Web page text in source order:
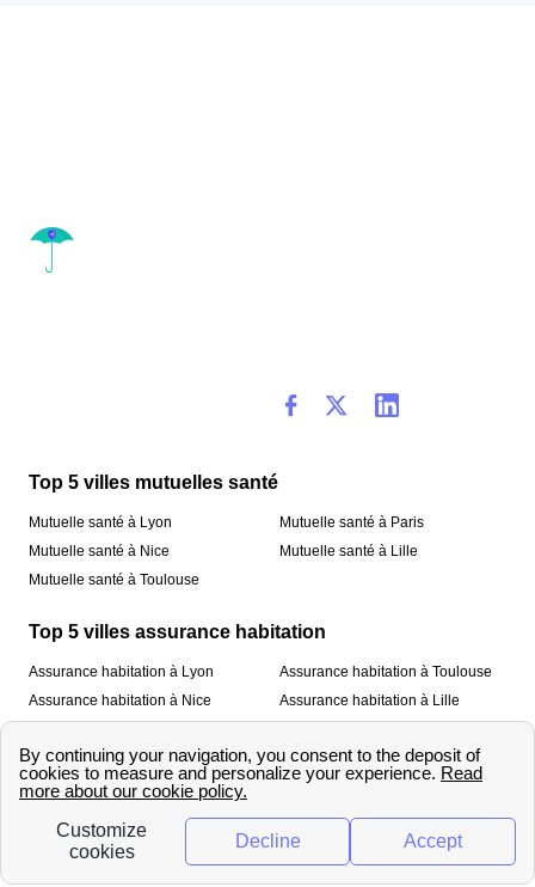
Top 5 villes mutuelles santé
Mutuelle santé à Lyon
Mutuelle santé à Nice
Mutuelle santé à Toulouse
Mutuelle santé à Paris
Mutuelle santé à Lille
Top 5 villes assurance habitation
Assurance habitation à Lyon
Assurance habitation à Nice
Assurance habitation à Toulouse
Assurance habitation à Lille
À propos
Qui sommes-nous ? Mentions légales